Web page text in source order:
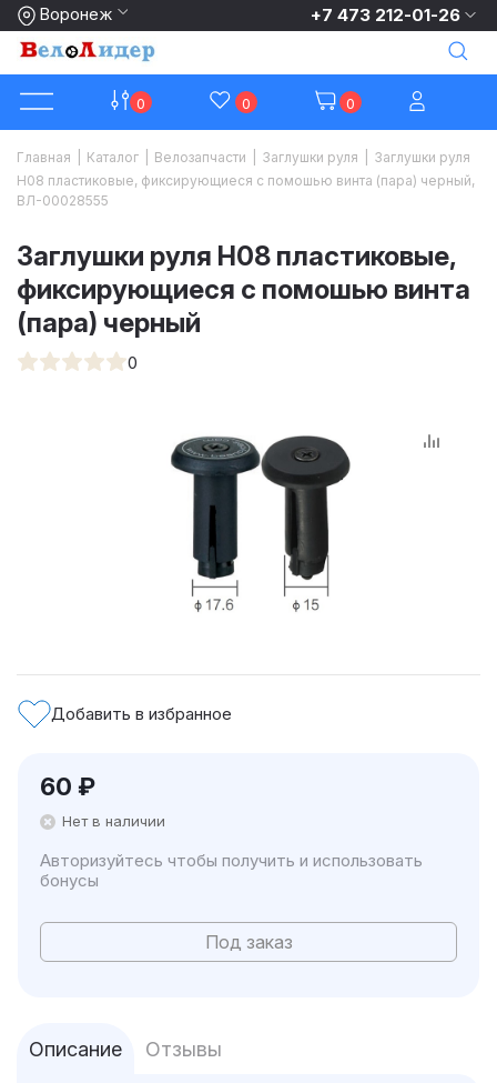
Воронеж +7 473 212-01-26
0 0 0
Главная Каталог Велозапчасти Заглушки руля
Заглушки руля
H08 пластиковые, фиксирующиеся с помошью винта (пара) черный,
ВЛ-00028555
Заглушки руля H08 пластиковые,
фиксирующиеся с помошью винта
(пара) черный
0
Добавить в избранное
60 ₽
Нет в наличии
Авторизуйтесь чтобы получить и использовать
бонусы
Под заказ
Описание Отзывы